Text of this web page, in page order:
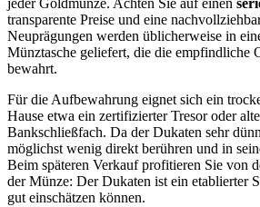
jeder Goldmünze. Achten Sie auf einen
transparente Preise und eine
Neuprägungen werden üblicherweise in
Münztasche geliefert, die die empfindliche
bewahrt.
Für die Aufbewahrung eignet sich ein
Hause etwa ein zertifizierter Tresor oder
Bankschließfach. Da der Dukaten sehr
möglichst wenig direkt berühren und in
Beim späteren Verkauf profitieren Sie von
der Münze: Der Dukaten ist ein etablierter
gut einschätzen können.